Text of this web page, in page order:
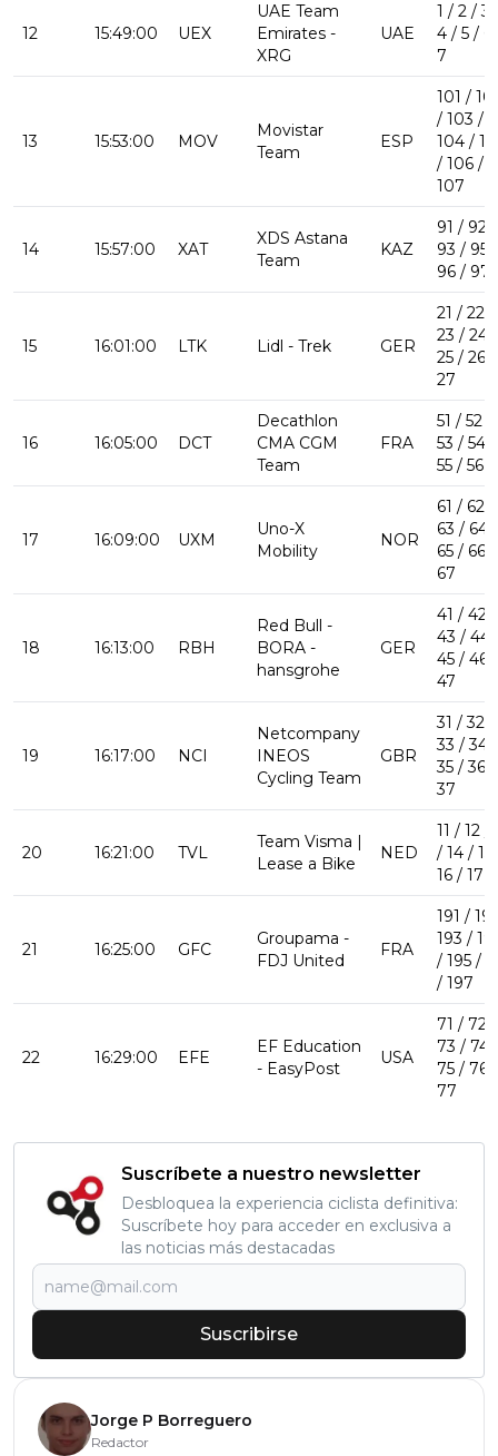
12 15:49:00 UEX
UAE Team
Emirates -
XRG
UAE
1 / 2 / 3
4 / 5 / 6
7
13 15:53:00 MOV
Movistar
Team
ESP
101 /
/ 103 /
104 /
/ 106 /
107
14 15:57:00 XAT
XDS Astana
Team
KAZ
91 / 92 /
93 / 95 /
96 / 97
15 16:01:00 LTK Lidl - Trek GER
21 / 22 /
23 / 24 /
25 / 26 /
27
16 16:05:00 DCT
Decathlon
CMA CGM
Team
FRA
51 / 52 /
53 / 54 /
55 / 56
17 16:09:00 UXM
Uno-X
Mobility
NOR
61 / 62 /
63 / 64 /
65 / 66 /
67
18 16:13:00 RBH
Red Bull -
BORA -
hansgrohe
GER
41 / 42 /
43 / 44
45 / 46 /
47
19 16:17:00 NCI
Netcompany
INEOS
Cycling Team
GBR
31 / 32 /
33 / 34 /
35 / 36 /
37
20 16:21:00 TVL
Team Visma |
Lease a Bike
NED
11 / 12 /
/ 14 / 15
16 / 17
21 16:25:00 GFC
Groupama -
FDJ United
FRA
191 /
193 /
/ 195 /
/ 197
22 16:29:00 EFE
EF Education
- EasyPost
USA
71 / 72 /
73 / 74 /
75 / 76 /
77
Suscríbete a nuestro newsletter
Desbloquea la experiencia ciclista definitiva:
Suscríbete hoy para acceder en exclusiva a
las noticias más destacadas
Suscribirse
Jorge P Borreguero
Redactor